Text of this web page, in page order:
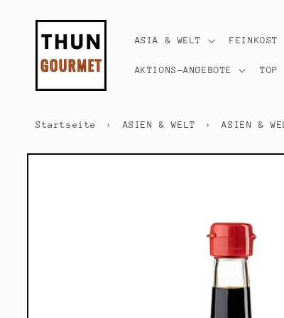
ASIA & WELT FEINKOST
AKTIONS-ANGEBOTE TOP
Startseite › ASIEN & WELT › ASIEN &